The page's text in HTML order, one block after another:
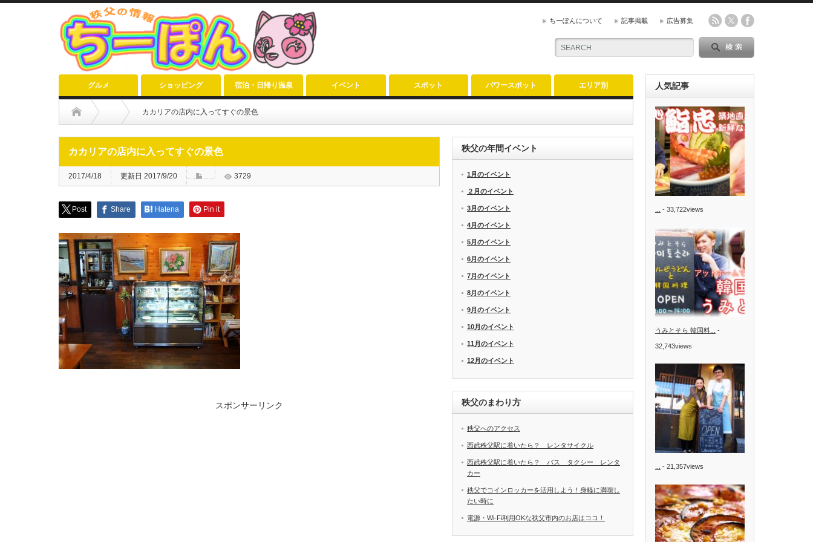
ちーぽんについて 記事掲載 広告募集
グルメ ショッピング 宿泊・日帰り温泉 イベント スポット パワースポット エリア別
カカリアの店内に入ってすぐの景色
カカリアの店内に入ってすぐの景色
2017/4/18 更新日 2017/9/20 3729
Post Share Hatena Pin it
スポンサーリンク
秩父の年間イベント
1月のイベント
２月のイベント
3月のイベント
4月のイベント
5月のイベント
6月のイベント
7月のイベント
8月のイベント
9月のイベント
10月のイベント
11月のイベント
12月のイベント
秩父のまわり方
秩父へのアクセス
西武秩父駅に着いたら？ レンタサイクル
西武秩父駅に着いたら？ バス タクシー レンタ
カー
秩父でコインロッカーを活用しよう！身軽に満喫し
たい時に
電源・Wi-Fi利用OKな秩父市内のお店はココ！
人気記事
- 33,722views
うみとそら 韓国料... -
32,743views
- 21,357views